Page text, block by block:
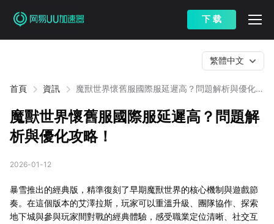
下 载
首頁 資訊
魔獸世界懷舊服國際服延遲高？問題解析與優化攻
繁體中文
魔獸世界懷舊服國際服延遲高？問題解
析與優化攻略！
2026-01-12
暴雪推出的經典版，精準復刻了早期魔獸世界的核心機制與遊戲節
奏。在這個版本的艾澤拉斯，玩家可以重溫升級、團隊協作、探索
地下城與參與玩家間對戰的經典體驗，感受職業定位清晰、社交互